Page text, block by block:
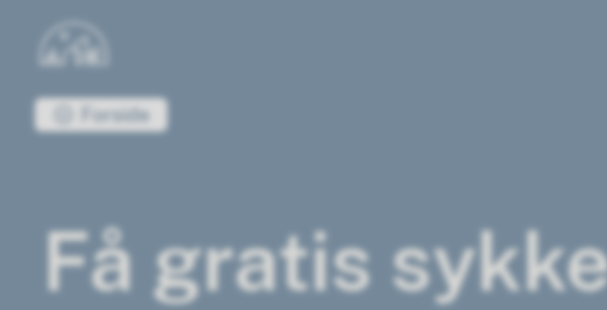
Du er her:Forside
Få gratis